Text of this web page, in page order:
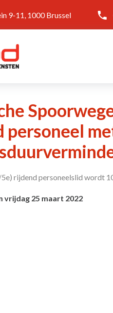
9-11, 1000 Brussel
personeel
rijdend personeelslid wordt
vrijdag 25 maart 2022